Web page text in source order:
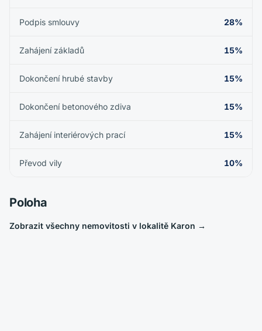
Podpis smlouvy 28%
Zahájení základů 15%
Dokončení hrubé stavby 15%
Dokončení betonového zdiva 15%
Zahájení interiérových prací 15%
Převod vily 10%
Poloha
Zobrazit všechny nemovitosti v lokalitě Karon →